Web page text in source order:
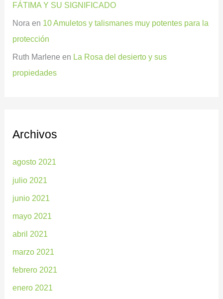
FÁTIMA Y SU SIGNIFICADO
Nora en 10 Amuletos y talismanes muy potentes para la
protección
Ruth Marlene en La Rosa del desierto y sus
propiedades
Archivos
agosto 2021
julio 2021
junio 2021
mayo 2021
abril 2021
marzo 2021
febrero 2021
enero 2021